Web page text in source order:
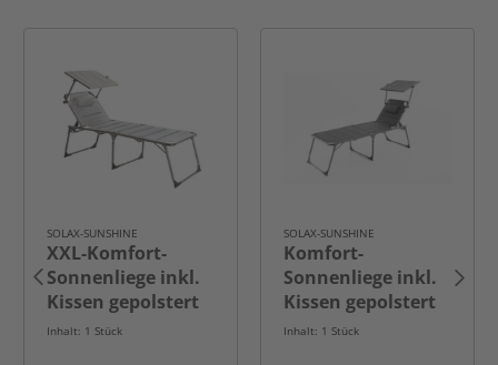
SOLAX-SUNSHINE
XXL-Komfort-
Sonnenliege inkl.
Kissen gepolstert
aus Aluminium,
Inhalt: 1 Stück
SOLAX-SUNSHINE
Komfort-
Sonnenliege inkl.
Kissen gepolstert
aus Aluminium,
Inhalt: 1 Stück